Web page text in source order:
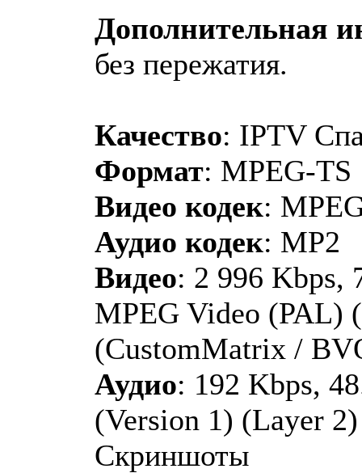
Дополнительная
без пережатия.
Качество: IPTV
Формат: MPEG-TS
Видео кодек:
Аудио кодек: MP2
Видео: 2 996 Kbps,
MPEG Video (PAL)
(CustomMatrix /
Аудио: 192 Kbps,
(Version 1) (Layer 2)
Скриншоты